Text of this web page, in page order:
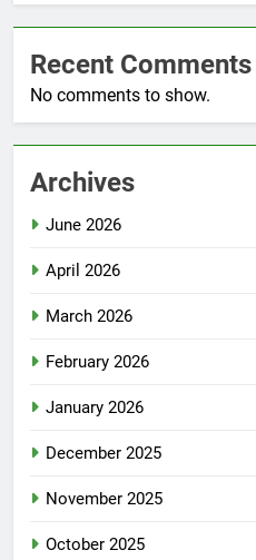
Recent Comments
No comments to show.
Archives
June 2026
April 2026
March 2026
February 2026
January 2026
December 2025
November 2025
October 2025